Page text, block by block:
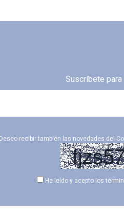
Suscríbete
Deseo recibir también las novedades del
He leído y acepto los